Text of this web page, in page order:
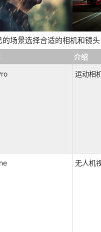
场景选择合适的相机和镜
介绍
运动相
无人机